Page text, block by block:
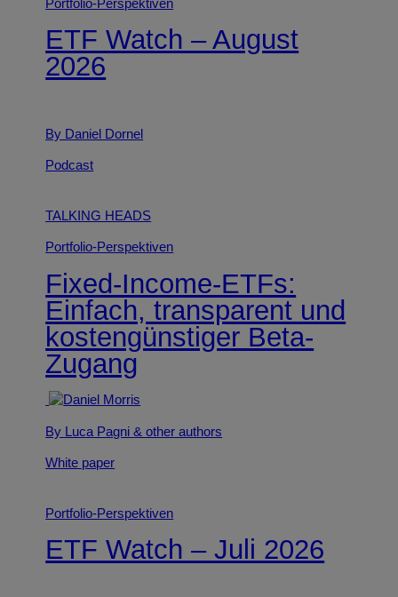
Portfolio-Perspektiven
ETF Watch – August
2026
By Daniel Dornel
Podcast
TALKING HEADS
Portfolio-Perspektiven
Fixed-Income-ETFs:
Einfach, transparent und
kostengünstiger Beta-
Zugang
By Luca Pagni& other authors
White paper
Portfolio-Perspektiven
ETF Watch – Juli 2026